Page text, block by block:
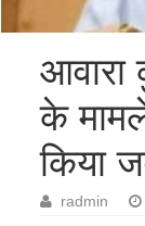
आवारा
के
किया
radmin